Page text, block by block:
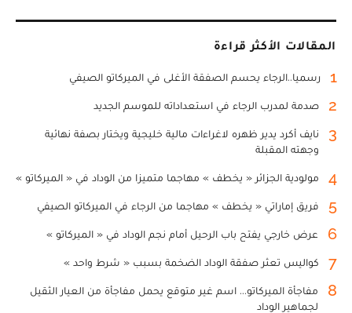
المقالات الأكثر قراءة
1 رسميا..الرجاء يحسم الصفقة الأغلى في الميركاتو الصيفي
2 صدمة لمدرب الرجاء في استعداداته للموسم الجديد
3
نايف أكرد يدير ظهره لاغراءات مالية خليجية ويختار بصفة نهائية
وجهته المقبلة
4 مولودية الجزائر « يخطف » مهاجما متميزا من الوداد في « الميركاتو »
5 فريق إماراتي « يخطف » مهاجما من الرجاء في الميركاتو الصيفي
6 عرض خارجي يفتح باب الرحيل أمام نجم الوداد في « الميركاتو »
7 كواليس تعثر صفقة الوداد الضخمة بسبب « شرط واحد »
8
مفاجأة الميركاتو... اسم غير متوقع يحمل مفاجأة من العيار الثقيل
لجماهير الوداد